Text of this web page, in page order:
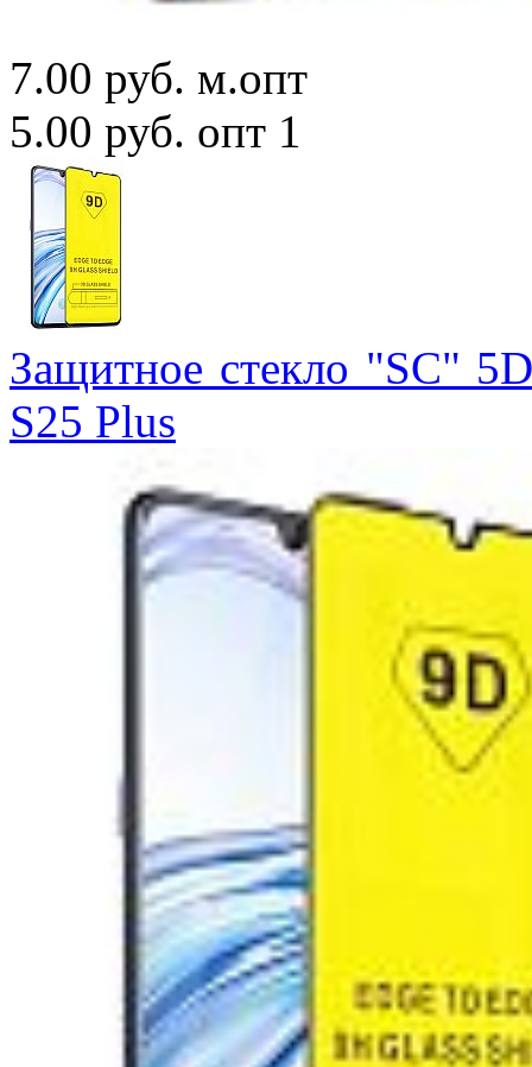
7.00 руб. м.опт
5.00 руб. опт 1
Защитное стекло "SC"
S25 Plus